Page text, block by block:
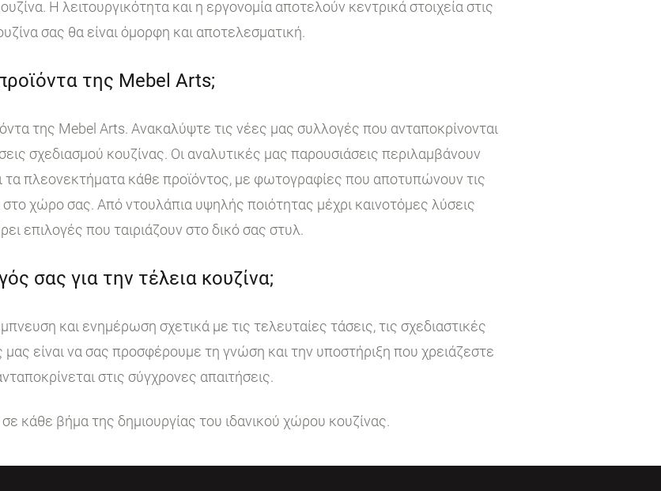
Η λειτουργικότητα και η εργονομία αποτελούν κεντρικά στοιχεία στις
σας θα είναι όμορφη και αποτελεσματική.
της Mebel Arts;
της Mebel Arts. Ανακαλύψτε τις νέες μας συλλογές που ανταποκρίνονται
σχεδιασμού κουζίνας. Οι αναλυτικές μας παρουσιάσεις περιλαμβάνουν
τα πλεονεκτήματα κάθε προϊόντος, με φωτογραφίες που αποτυπώνουν τις
χώρο σας. Από ντουλάπια υψηλής ποιότητας μέχρι καινοτόμες λύσεις
επιλογές που ταιριάζουν στο δικό σας στυλ.
σας για την τέλεια κουζίνα;
και ενημέρωση σχετικά με τις τελευταίες τάσεις, τις σχεδιαστικές
είναι να σας προσφέρουμε τη γνώση και την υποστήριξη που χρειάζεστε
στις σύγχρονες απαιτήσεις.
κάθε βήμα της δημιουργίας του ιδανικού χώρου κουζίνας.